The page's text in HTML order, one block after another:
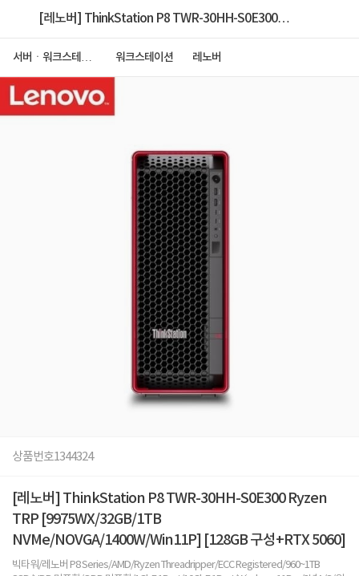
[레노버] ThinkStation P8 TWR-30HH-S0E300
NVMe/NOVGA/1400W/Win11P] [128GB 구성+RTX
5060]
서버ㆍ워크스테이
워크스테이션 레노버
상품번호1344324
[레노버] ThinkStation P8 TWR-30HH-S0E300 Ryzen
TRP [9975WX/32GB/1TB
NVMe/NOVGA/1400W/Win11P] [128GB 구성+RTX 5060]
빅타워/레노버 P8 Series/AMD/Ryzen Threadripper/ECC Registered/960~1TB